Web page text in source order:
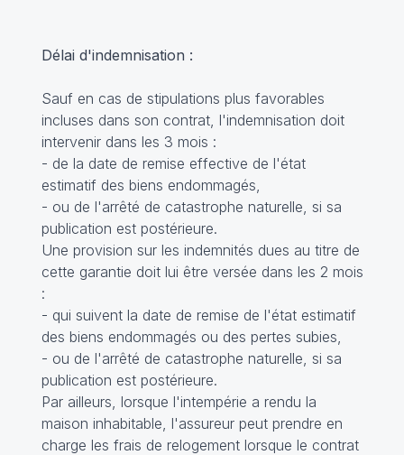
Délai d'indemnisation :
Sauf en cas de stipulations plus favorables
incluses dans son contrat, l'indemnisation doit
intervenir dans les 3 mois :
- de la date de remise effective de l'état
estimatif des biens endommagés,
- ou de l'arrêté de catastrophe naturelle, si sa
publication est postérieure.
Une provision sur les indemnités dues au titre de
cette garantie doit lui être versée dans les 2 mois
:
- qui suivent la date de remise de l'état estimatif
des biens endommagés ou des pertes subies,
- ou de l'arrêté de catastrophe naturelle, si sa
publication est postérieure.
Par ailleurs, lorsque l'intempérie a rendu la
maison inhabitable, l'assureur peut prendre en
charge les frais de relogement lorsque le contrat